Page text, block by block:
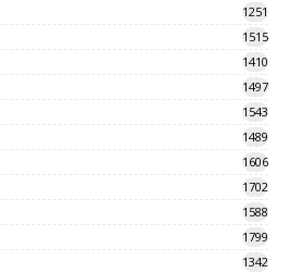
1251
1515
1410
1497
1543
1489
1606
1702
1588
1799
1342